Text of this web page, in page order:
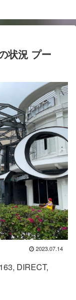
状況 プー
2023.07.14
DIRECT,